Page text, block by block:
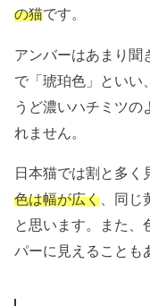
の猫です。
アンバーはあまり聞
で「琥珀色」といい
うど濃いハチミツの
れません。
日本猫では割と多く
色は幅が広く 、同
と思います。また、
パーに見えることも